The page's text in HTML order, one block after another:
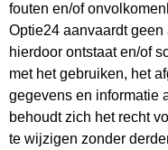
fouten en/of
Optie24 aanvaardt
hierdoor ontstaat en/of
met het gebruiken, het
gegevens en informatie
behoudt zich het recht
te wijzigen zonder